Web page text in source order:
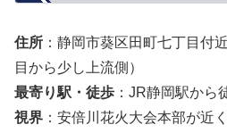
住所 ：静岡市葵区田町七丁目付
目から少し上流側）
最寄り駅・徒歩 ：JR静岡駅から
視界 ：安倍川花火大会本部が近